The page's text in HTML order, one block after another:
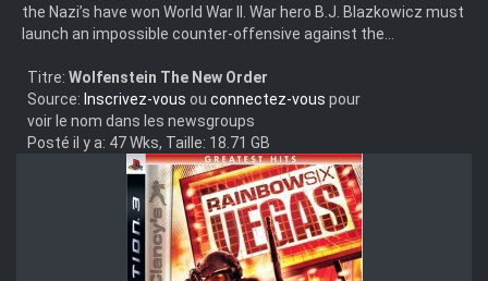
the Nazi’s have won World War II. War hero B.J. Blazkowicz must
launch an impossible counter-offensive against the...
Titre: Wolfenstein The New Order
Source: Inscrivez-vous ou connectez-vous pour
voir le nom dans les newsgroups
Posté il y a: 47 Wks, Taille: 18.71 GB